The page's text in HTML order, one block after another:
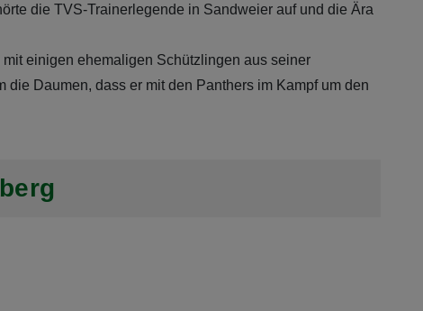
die TVS-Trainerlegende in Sandweier auf und die Ära
einigen ehemaligen Schützlingen aus seiner
Daumen, dass er mit den Panthers im Kampf um den